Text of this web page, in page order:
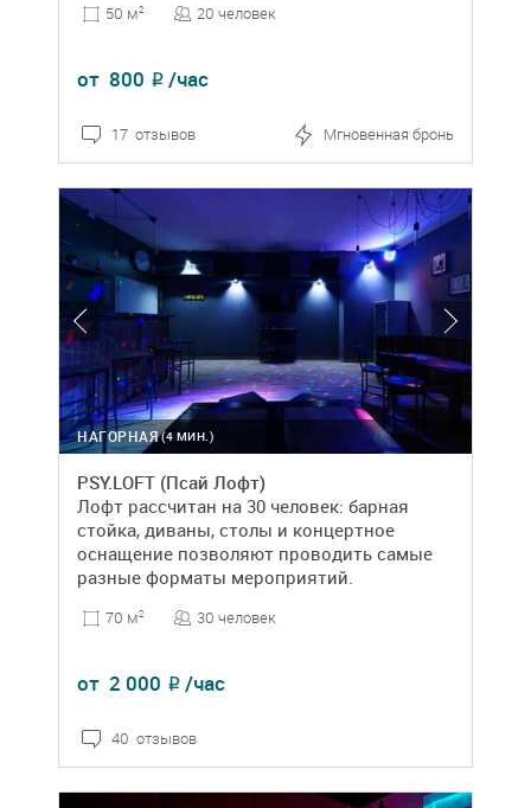
50 м2 20 человек
от 800 ₽ /час
17 отзывов Мгновенная бронь
(4 МИН.)
НАГОРНАЯ
PSY.LOFT (Псай Лофт)
Лофт рассчитан на 30 человек: барная
стойка, диваны, столы и концертное
оснащение позволяют проводить самые
разные форматы мероприятий.
70 м2 30 человек
от 2 000 ₽ /час
40 отзывов